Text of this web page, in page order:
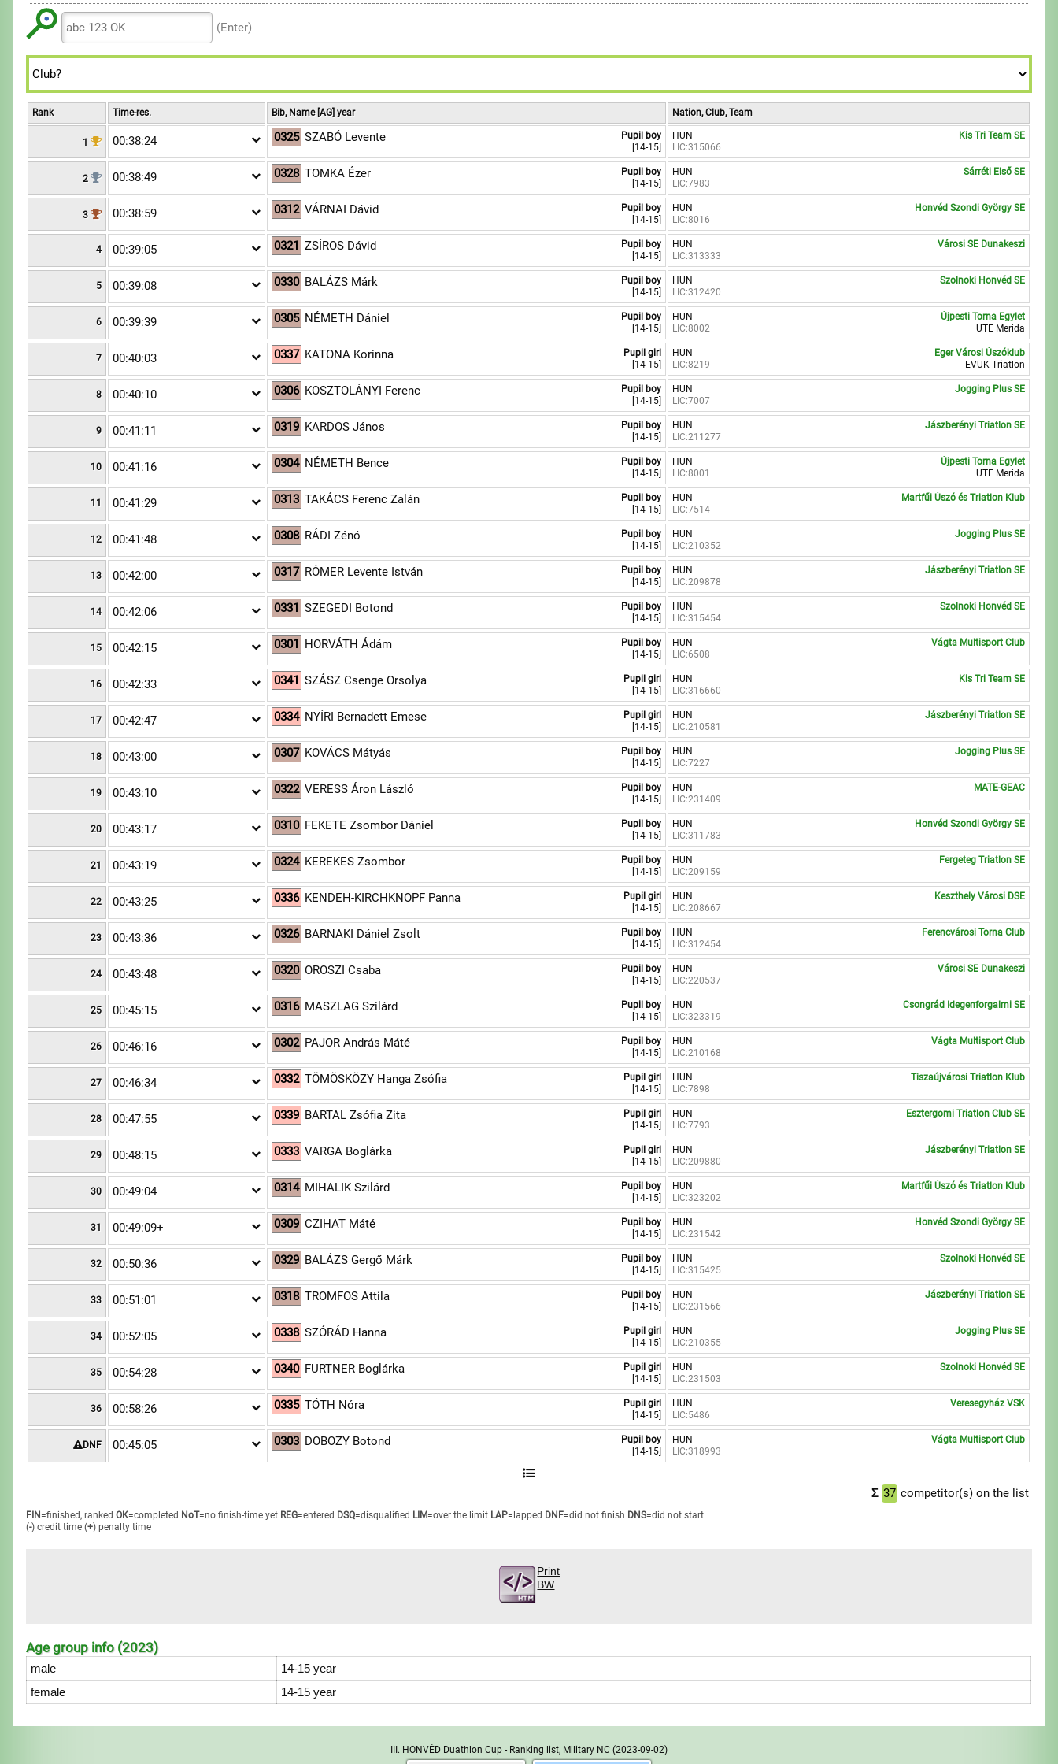
6
8
6
8
9
7
9
(Enter)
Rank Time-res. Bib, Name [AG] year Nation, Club, Team
1 00:38:24 0325
Pupil boy
[14-15]
SZABÓ Levente
HUN
LIC:315066
Kis Tri Team SE
2 00:38:49 0328
Pupil boy
[14-15]
TOMKA Ézer
HUN
LIC:7983
Sárréti Első SE
3 00:38:59 0312
Pupil boy
[14-15]
VÁRNAI Dávid
HUN
LIC:8016
Honvéd Szondi György SE
4 00:39:05 0321
Pupil boy
[14-15]
ZSÍROS Dávid
HUN
LIC:313333
Városi SE Dunakeszi
5 00:39:08 0330
Pupil boy
[14-15]
BALÁZS Márk
HUN
LIC:312420
Szolnoki Honvéd SE
6 00:39:39 0305
Pupil boy
[14-15]
NÉMETH Dániel
HUN
LIC:8002
Újpesti Torna Egylet
UTE Merida
7 00:40:03 0337
Pupil girl
[14-15]
KATONA Korinna
HUN
LIC:8219
Eger Városi Úszóklub
EVUK Triatlon
8 00:40:10 0306
Pupil boy
[14-15]
KOSZTOLÁNYI Ferenc
HUN
LIC:7007
Jogging Plus SE
9 00:41:11 0319
Pupil boy
[14-15]
KARDOS János
HUN
LIC:211277
Jászberényi Triatlon SE
10 00:41:16 0304
Pupil boy
[14-15]
NÉMETH Bence
HUN
LIC:8001
Újpesti Torna Egylet
UTE Merida
11 00:41:29 0313
Pupil boy
[14-15]
TAKÁCS Ferenc Zalán
HUN
LIC:7514
Martfűi Úszó és Triatlon Klub
12 00:41:48 0308
Pupil boy
[14-15]
RÁDI Zénó
HUN
LIC:210352
Jogging Plus SE
13 00:42:00 0317
Pupil boy
[14-15]
RÓMER Levente István
HUN
LIC:209878
Jászberényi Triatlon SE
14 00:42:06 0331
Pupil boy
[14-15]
SZEGEDI Botond
HUN
LIC:315454
Szolnoki Honvéd SE
15 00:42:15 0301
Pupil boy
[14-15]
HORVÁTH Ádám
HUN
LIC:6508
Vágta Multisport Club
16 00:42:33 0341
Pupil girl
[14-15]
SZÁSZ Csenge Orsolya
HUN
LIC:316660
Kis Tri Team SE
17 00:42:47 0334
Pupil girl
[14-15]
NYÍRI Bernadett Emese
HUN
LIC:210581
Jászberényi Triatlon SE
18 00:43:00 0307
Pupil boy
[14-15]
KOVÁCS Mátyás
HUN
LIC:7227
Jogging Plus SE
19 00:43:10 0322
Pupil boy
[14-15]
VERESS Áron László
HUN
LIC:231409
MATE-GEAC
20 00:43:17 0310
Pupil boy
[14-15]
FEKETE Zsombor Dániel
HUN
LIC:311783
Honvéd Szondi György SE
21 00:43:19 0324
Pupil boy
[14-15]
KEREKES Zsombor
HUN
LIC:209159
Fergeteg Triatlon SE
22 00:43:25 0336
Pupil girl
[14-15]
KENDEH-KIRCHKNOPF Panna
HUN
LIC:208667
Keszthely Városi DSE
23 00:43:36 0326
Pupil boy
[14-15]
BARNAKI Dániel Zsolt
HUN
LIC:312454
Ferencvárosi Torna Club
24 00:43:48 0320
Pupil boy
[14-15]
OROSZI Csaba
HUN
LIC:220537
Városi SE Dunakeszi
25 00:45:15 0316
Pupil boy
[14-15]
MASZLAG Szilárd
HUN
LIC:323319
Csongrád Idegenforgalmi SE
26 00:46:16 0302
Pupil boy
[14-15]
PAJOR András Máté
HUN
LIC:210168
Vágta Multisport Club
27 00:46:34 0332
Pupil girl
[14-15]
TÖMÖSKÖZY Hanga Zsófia
HUN
LIC:7898
Tiszaújvárosi Triatlon Klub
28 00:47:55 0339
Pupil girl
[14-15]
BARTAL Zsófia Zita
HUN
LIC:7793
Esztergomi Triatlon Club SE
29 00:48:15 0333
Pupil girl
[14-15]
VARGA Boglárka
HUN
LIC:209880
Jászberényi Triatlon SE
30 00:49:04 0314
Pupil boy
[14-15]
MIHALIK Szilárd
HUN
LIC:323202
Martfűi Úszó és Triatlon Klub
31 00:49:09+ 0309
Pupil boy
[14-15]
CZIHAT Máté
HUN
LIC:231542
Honvéd Szondi György SE
32 00:50:36 0329
Pupil boy
[14-15]
BALÁZS Gergő Márk
HUN
LIC:315425
Szolnoki Honvéd SE
33 00:51:01 0318
Pupil boy
[14-15]
TROMFOS Attila
HUN
LIC:231566
Jászberényi Triatlon SE
34 00:52:05 0338
Pupil girl
[14-15]
SZÓRÁD Hanna
HUN
LIC:210355
Jogging Plus SE
35 00:54:28 0340
Pupil girl
[14-15]
FURTNER Boglárka
HUN
LIC:231503
Szolnoki Honvéd SE
36 00:58:26 0335
Pupil girl
[14-15]
TÓTH Nóra
HUN
LIC:5486
Veresegyház VSK
DNF 00:45:05 0303
Pupil boy
[14-15]
DOBOZY Botond
HUN
LIC:318993
Vágta Multisport Club
Σ 37 competitor(s) on the list
FIN =finished, ranked OK=completed NoT=no finish-time yet REG=entered DSQ=disqualified LIM=over the limit LAP=lapped DNF=did not finish DNS=did not start
(-) credit time (+) penalty time
Print
BW
Age group info (2023)
male
14-15 year
female
14-15 year
III. HONVÉD Duathlon Cup - Ranking list, Military NC (2023-09-02)